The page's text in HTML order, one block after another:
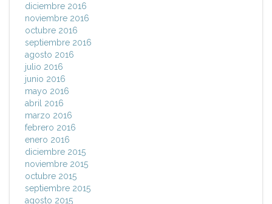
diciembre 2016
noviembre 2016
octubre 2016
septiembre 2016
agosto 2016
julio 2016
junio 2016
mayo 2016
abril 2016
marzo 2016
febrero 2016
enero 2016
diciembre 2015
noviembre 2015
octubre 2015
septiembre 2015
agosto 2015